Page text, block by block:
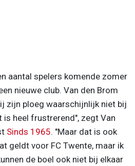
aantal spelers komende zomer
nieuwe club. Van den Brom
zijn ploeg waarschijnlijk niet bij
is heel frustrerend", zegt Van
Sinds 1965. "Maar dat is ook
geldt voor FC Twente, maar ik
de boel ook niet bij elkaar